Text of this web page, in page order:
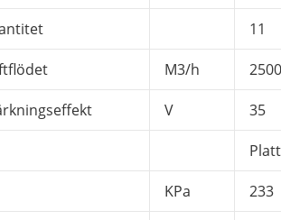
11
M3/h
V 35
KPa 233